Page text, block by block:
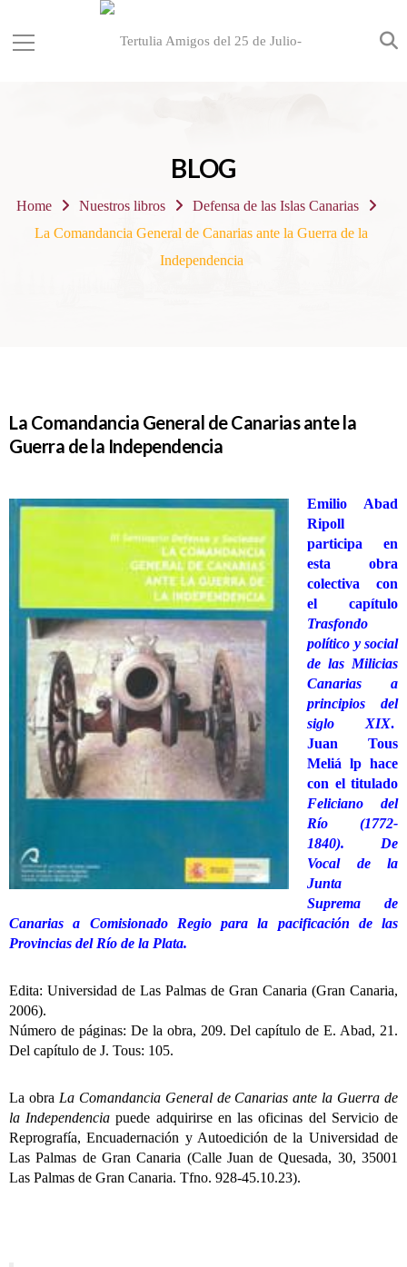
BLOG
Home Nuestros libros
Defensa de las Islas Canarias
La Comandancia General de Canarias ante la Guerra de la
Independencia
La Comandancia General de Canarias ante la
Guerra de la Independencia
Emilio Abad
Ripoll
participa en
esta obra
colectiva con
el capítulo
Trasfondo
político y social
de las Milicias
Canarias a
principios del
siglo XIX.
Juan Tous
Meliá lp hace
con el titulado
Feliciano del
Río (1772-
1840). De
Vocal de la
Junta
Suprema de
Canarias a Comisionado Regio para la pacificación de las
Provincias del Río de la Plata.
Edita: Universidad de Las Palmas de Gran Canaria (Gran Canaria,
2006).
Número de páginas: De la obra, 209. Del capítulo de E. Abad, 21.
Del capítulo de J. Tous: 105.
La obra La Comandancia General de Canarias ante la Guerra de
la Independencia puede adquirirse en las oficinas del Servicio de
Reprografía, Encuadernación y Autoedición de la Universidad de
Las Palmas de Gran Canaria (Calle Juan de Quesada, 30, 35001
Las Palmas de Gran Canaria. Tfno. 928-45.10.23).